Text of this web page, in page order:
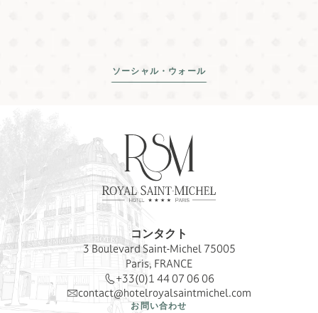
ソーシャル・ウォール
コンタクト
3 Boulevard Saint-Michel 75005
Paris, FRANCE
+33(0)1 44 07 06 06
contact@hotelroyalsaintmichel.com
お問い合わせ